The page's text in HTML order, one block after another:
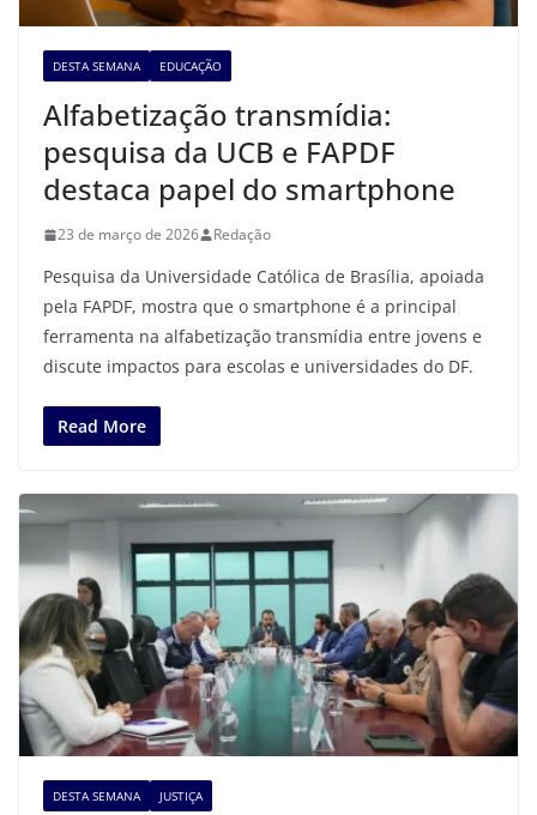
DESTA SEMANA EDUCAÇÃO
Alfabetização transmídia:
pesquisa da UCB e FAPDF
destaca papel do smartphone
23 de março de 2026 Redação
Pesquisa da Universidade Católica de Brasília, apoiada
pela FAPDF, mostra que o smartphone é a principal
ferramenta na alfabetização transmídia entre jovens e
discute impactos para escolas e universidades do DF.
Read More
DESTA SEMANA JUSTIÇA